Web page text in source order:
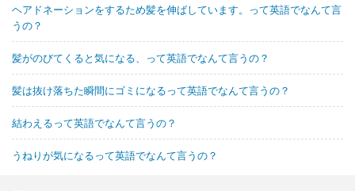
ヘアドネーションをするため髪を伸ばしています。って英語でなんて言
うの？
髪がのびてくると気になる、って英語でなんて言うの？
髪は抜け落ちた瞬間にゴミになるって英語でなんて言うの？
結わえるって英語でなんて言うの？
うねりが気になるって英語でなんて言うの？